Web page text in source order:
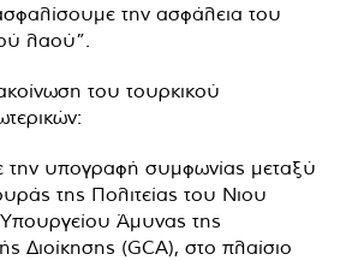
την ασφάλεια του
λαού”.
του τουρκικού
την υπογραφή συμφωνίας μεταξύ
της Πολιτείας του Νιου
Υπουργείου Άμυνας της
Διοίκησης (GCA), στο πλαίσιο